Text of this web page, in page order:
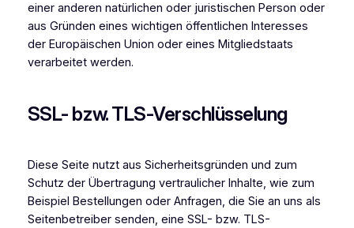
einer anderen natürlichen oder juristischen Person oder
aus Gründen eines wichtigen öffentlichen Interesses
der Europäischen Union oder eines Mitgliedstaats
verarbeitet werden.
SSL- bzw. TLS-Verschlüsselung
Diese Seite nutzt aus Sicherheitsgründen und zum
Schutz der Übertragung vertraulicher Inhalte, wie zum
Beispiel Bestellungen oder Anfragen, die Sie an uns als
Seitenbetreiber senden, eine SSL- bzw. TLS-